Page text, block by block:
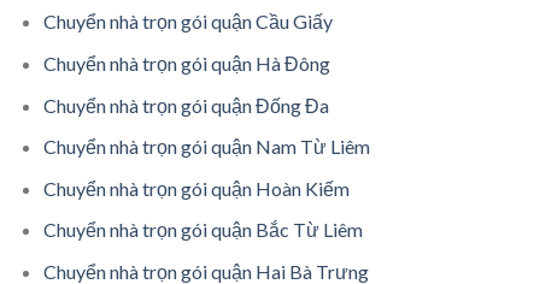
Chuyển nhà trọn gói quận Cầu Giấy
Chuyển nhà trọn gói quận Hà Đông
Chuyển nhà trọn gói quận Đống Đa
Chuyển nhà trọn gói quận Nam Từ Liêm
Chuyển nhà trọn gói quận Hoàn Kiếm
Chuyển nhà trọn gói quận Bắc Từ Liêm
Chuyển nhà trọn gói quận Hai Bà Trưng